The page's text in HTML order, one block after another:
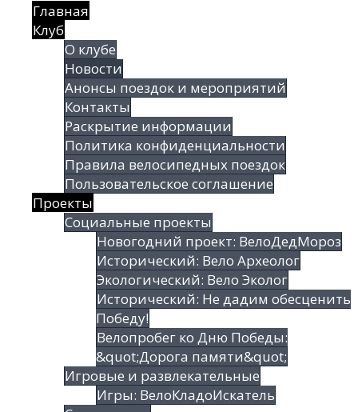
Главная
Клуб
О клубе
Новости
Анонсы поездок и мероприятий
Контакты
Раскрытие информации
Политика конфиденциальности
Правила велосипедных поездок
Пользовательское соглашение
Проекты
Социальные проекты
Новогодний проект: ВелоДедМороз
Исторический: Вело Археолог
Экологический: Вело Эколог
Исторический: Не дадим обесценить
Победу!
Велопробег ко Дню Победы:
&quot;Дорога памяти&quot;
Игровые и развлекательные
Игры: ВелоКладоИскатель